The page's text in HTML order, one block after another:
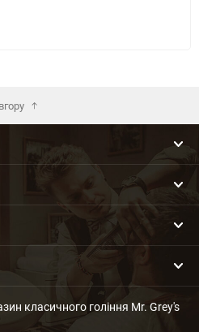
вгору
класичного гоління Mr. Grey's